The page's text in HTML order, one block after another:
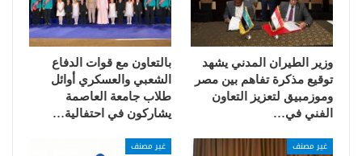
وزير الطيران المدني يشهد
توقيع مذكرة تفاهم بين مصر
وموزمبيق لتعزيز التعاون
الفني في…
بالتعاون مع قوات الدفاع
الشعبي والعسكري أوائل
طلاب جامعة العاصمة
يشاركون في احتفالية…
غير مصنف غير مصنف